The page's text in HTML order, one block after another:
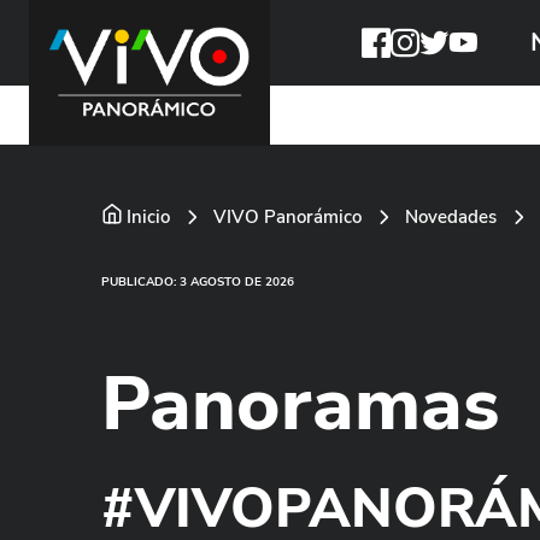
Inicio VIVO Panorámico Novedades
PUBLICADO: 3 AGOSTO DE 2026
Panoramas